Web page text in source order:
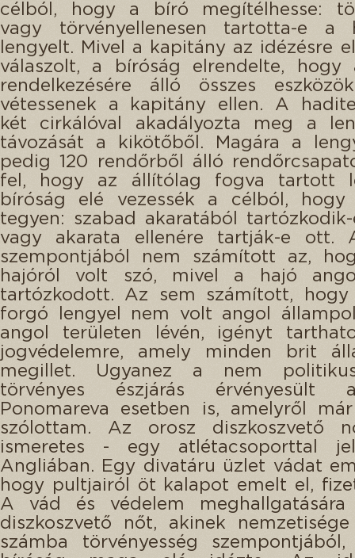
célból, hogy a bíró megítélhesse:
vagy törvényellenesen tartotta-e a
lengyelt. Mivel a kapitány az idézésre
válaszolt, a bíróság elrendelte, hogy
rendelkezésére álló összes
vétessenek a kapitány ellen. A
két cirkálóval akadályozta meg a
távozását a kikötőből. Magára a
pedig 120 rendőrből álló
fel, hogy az állítólag fogva tartott
bíróság elé vezessék a célból, hogy
tegyen: szabad akaratából
vagy akarata ellenére tartják-e ott.
szempontjából nem számított az,
hajóról volt szó, mivel a hajó
tartózkodott. Az sem számított, hogy
forgó lengyel nem volt angol
angol területen lévén, igényt
jogvédelemre, amely minden brit
megillet. Ugyanez a nem
törvényes észjárás érvényesült
Ponomareva esetben is, amelyről
szólottam. Az orosz diszkoszvető
ismeretes - egy atlétacsoporttal
Angliában. Egy divatáru üzlet vádat
hogy pultjairól öt kalapot emelt el,
A vád és védelem
diszkoszvető nőt, akinek
számba törvényesség